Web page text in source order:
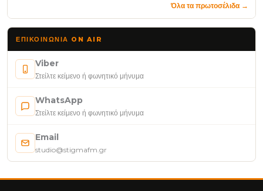
Όλα τα πρωτοσέλιδα →
ΕΠΙΚΟΙΝΩΝΊΑ ON AIR
Viber
Στείλτε κείμενο ή φωνητικό μήνυμα
WhatsApp
Στείλτε κείμενο ή φωνητικό μήνυμα
Email
studio@stigmafm.gr